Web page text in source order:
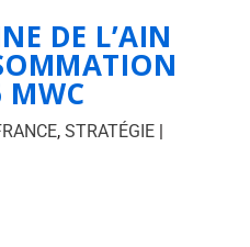
DE L’AIN
MWC
, STRATÉGIE|